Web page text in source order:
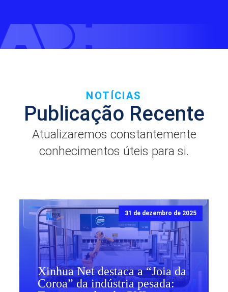
NOTÍCIAS
Publicação Recente
Atualizaremos constantemente
conhecimentos úteis para si.
31 de dezembro de 2025
Xinhua Net destaca a “Joia da
Coroa” da indústria pesada: